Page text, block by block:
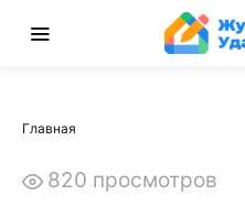
Главная
820 просмотров